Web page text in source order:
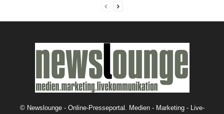
© Newslounge - Online-Presseportal. Medien - Marketing - Live-